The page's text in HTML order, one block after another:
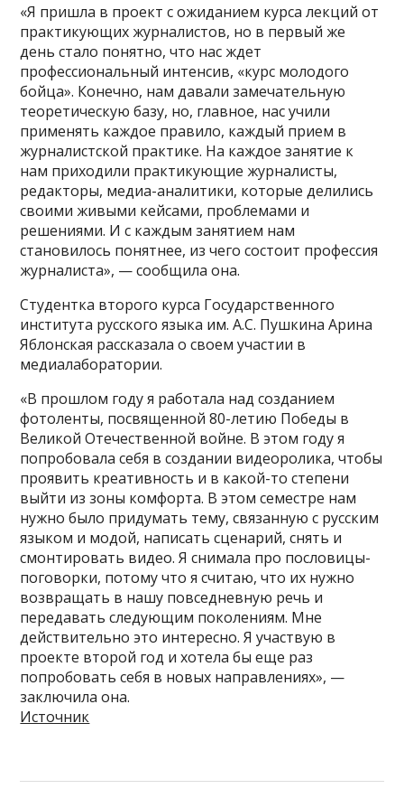
«Я пришла в проект с ожиданием курса лекций от
практикующих журналистов, но в первый же
день стало понятно, что нас ждет
профессиональный интенсив, «курс молодого
бойца». Конечно, нам давали замечательную
теоретическую базу, но, главное, нас учили
применять каждое правило, каждый прием в
журналистской практике. На каждое занятие к
нам приходили практикующие журналисты,
редакторы, медиа-аналитики, которые делились
своими живыми кейсами, проблемами и
решениями. И с каждым занятием нам
становилось понятнее, из чего состоит профессия
журналиста», — сообщила она.
Студентка второго курса Государственного
института русского языка им. А.С. Пушкина Арина
Яблонская рассказала о своем участии в
медиалаборатории.
«В прошлом году я работала над созданием
фотоленты, посвященной 80-летию Победы в
Великой Отечественной войне. В этом году я
попробовала себя в создании видеоролика, чтобы
проявить креативность и в какой-то степени
выйти из зоны комфорта. В этом семестре нам
нужно было придумать тему, связанную с русским
языком и модой, написать сценарий, снять и
смонтировать видео. Я снимала про пословицы-
поговорки, потому что я считаю, что их нужно
возвращать в нашу повседневную речь и
передавать следующим поколениям. Мне
действительно это интересно. Я участвую в
проекте второй год и хотела бы еще раз
попробовать себя в новых направлениях», —
заключила она.
Источник